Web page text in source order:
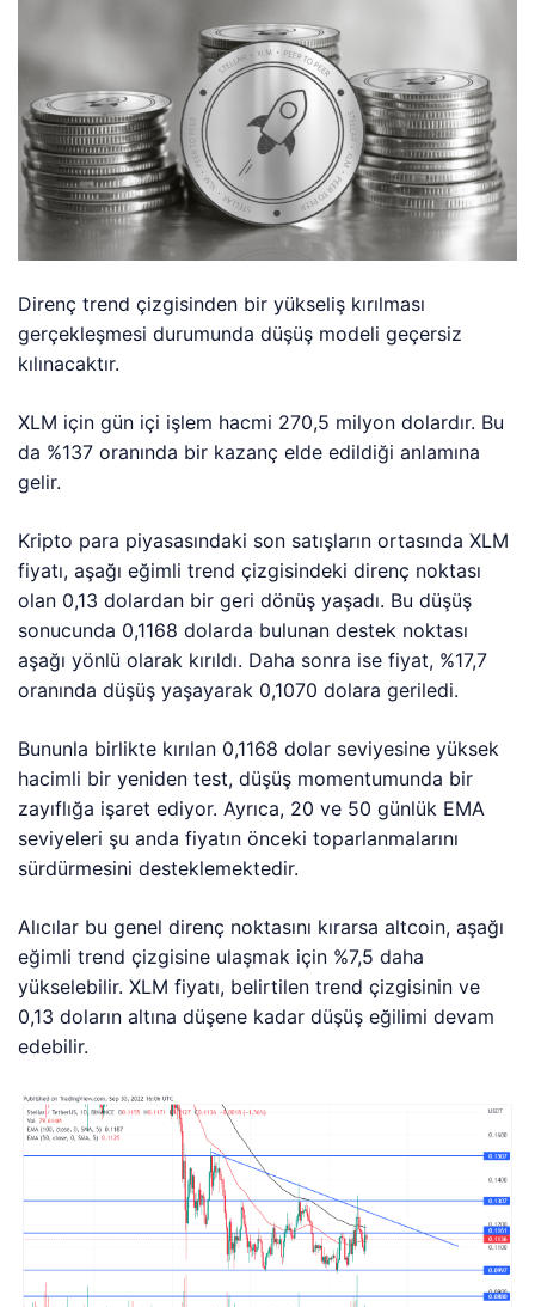
Direnç trend çizgisinden bir yükseliş kırılması
gerçekleşmesi durumunda düşüş modeli geçersiz
kılınacaktır.
XLM için gün içi işlem hacmi 270,5 milyon dolardır. Bu
da %137 oranında bir kazanç elde edildiği anlamına
gelir.
Kripto para piyasasındaki son satışların ortasında XLM
fiyatı, aşağı eğimli trend çizgisindeki direnç noktası
olan 0,13 dolardan bir geri dönüş yaşadı. Bu düşüş
sonucunda 0,1168 dolarda bulunan destek noktası
aşağı yönlü olarak kırıldı. Daha sonra ise fiyat, %17,7
oranında düşüş yaşayarak 0,1070 dolara geriledi.
Bununla birlikte kırılan 0,1168 dolar seviyesine yüksek
hacimli bir yeniden test, düşüş momentumunda bir
zayıflığa işaret ediyor. Ayrıca, 20 ve 50 günlük EMA
seviyeleri şu anda fiyatın önceki toparlanmalarını
sürdürmesini desteklemektedir.
Alıcılar bu genel direnç noktasını kırarsa altcoin, aşağı
eğimli trend çizgisine ulaşmak için %7,5 daha
yükselebilir. XLM fiyatı, belirtilen trend çizgisinin ve
0,13 doların altına düşene kadar düşüş eğilimi devam
edebilir.